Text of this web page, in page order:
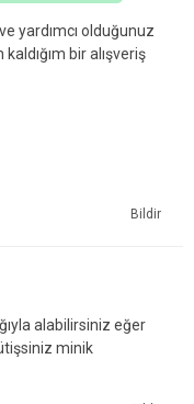
yardımcı olduğunuz
bir alışveriş
Bildir
alabilirsiniz eğer
minik